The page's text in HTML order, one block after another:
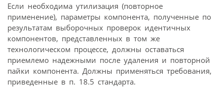
Если необходима утилизация (повторное
применение), параметры компонента, полученные по
результатам выборочных проверок идентичных
компонентов, представленных в том же
технологическом процессе, должны оставаться
приемлемо надежными после удаления и повторной
пайки компонента. Должны применяться требования,
приведенные в п. 18.5 стандарта.